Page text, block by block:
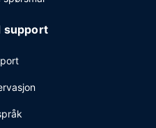
konferanserom og 8
til og fra flyplassen på
.
support